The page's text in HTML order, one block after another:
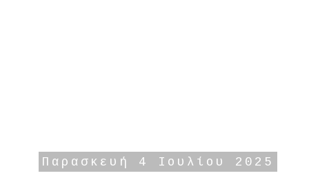
Παρασκευή 4 Ιουλίου 2025